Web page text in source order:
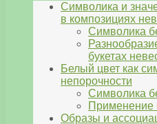
Символика и
в композициях
Символика
букетах
Белый цвет как
непорочности
Символика
Применение
Образы и